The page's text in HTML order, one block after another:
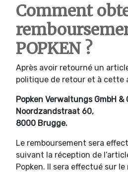
Comment
POPKEN ?
Après avoir retourné un
politique de retour et à cette
Popken Verwaltungs GmbH &
Noordzandstraat 60,
8000 Brugge.
Le remboursement sera
suivant la réception de
Popken. Il sera effectué sur